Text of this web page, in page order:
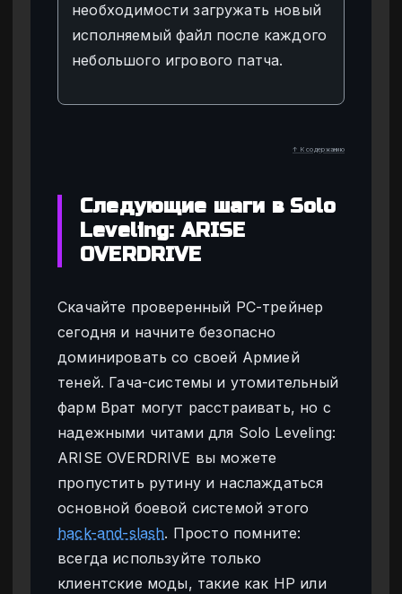
необходимости загружать новый
исполняемый файл после каждого
небольшого игрового патча.
↑ К содержанию
Следующие шаги в Solo
Leveling: ARISE
OVERDRIVE
Скачайте проверенный PC-трейнер
сегодня и начните безопасно
доминировать со своей Армией
теней. Гача-системы и утомительный
фарм Врат могут расстраивать, но с
надежными читами для Solo Leveling:
ARISE OVERDRIVE вы можете
пропустить рутину и наслаждаться
основной боевой системой этого
hack-and-slash. Просто помните:
всегда используйте только
клиентские моды, такие как HP или